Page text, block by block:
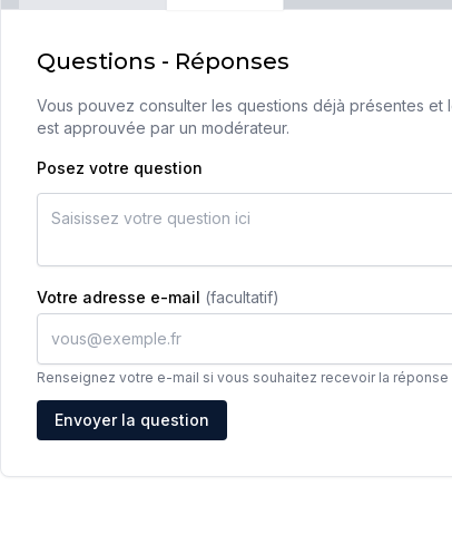
Questions - Réponses
Vous pouvez consulter les questions déjà présentes
est approuvée par un modérateur.
Posez votre question
Votre adresse e-mail (facultatif)
Renseignez votre e-mail si vous souhaitez recevoir la
Adresse e-mail
Envoyer la question